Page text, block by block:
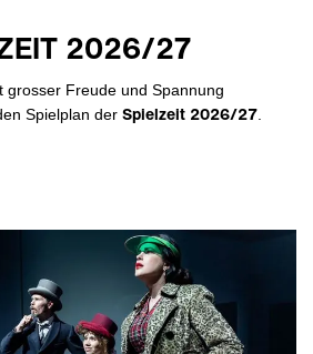
2026/27
grosser Freude und Spannung
Spielplan der Spielzeit 2026/27